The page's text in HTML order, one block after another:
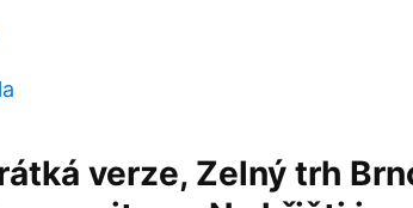
verze, Zelný trh